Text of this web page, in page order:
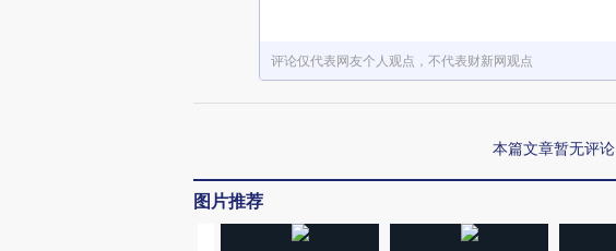
评论仅代表网友个人观点，不代表财新网观点
本篇文章暂无评论
图片推荐